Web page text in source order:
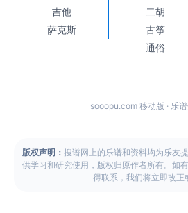
吉他
二胡
萨克斯
古筝
通俗
sooopu.com 移动版 · 乐
版权声明： 搜谱网上的乐谱和资料均为乐友
供学习和研究使用，版权归原作者所有。如
得联系，我们将立即改正